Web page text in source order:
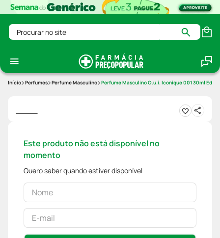
Procurar no site
Perfumes Perfume Masculino Perfume Masculino O.u.i. Iconique 001 30ml Edp
Este produto não está disponível no
momento
Quero saber quando estiver disponível